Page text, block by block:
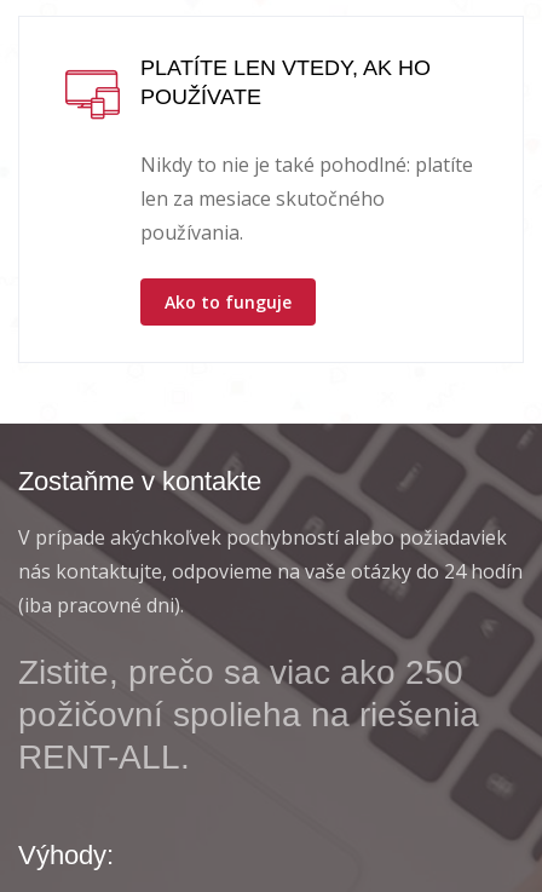
PLATÍTE LEN VTEDY, AK HO
POUŽÍVATE
Nikdy to nie je také pohodlné: platíte
len za mesiace skutočného
používania.
Ako to funguje
Zostaňme v kontakte
V prípade akýchkoľvek pochybností alebo požiadaviek
nás kontaktujte, odpovieme na vaše otázky do 24 hodín
(iba pracovné dni).
Zistite, prečo sa viac ako 250
požičovní spolieha na riešenia
RENT-ALL.
Výhody: